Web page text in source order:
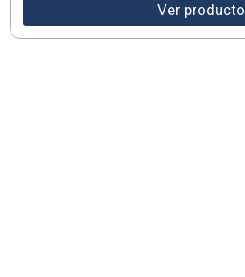
Ver producto